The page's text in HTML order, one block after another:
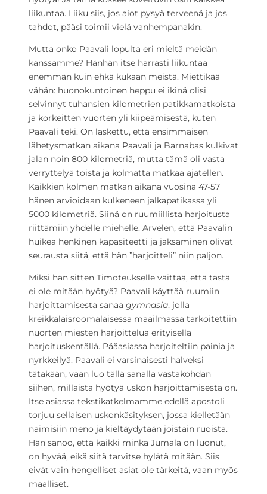
liikuntaa. Liiku siis, jos aiot pysyä terveenä ja jos
tahdot, pääsi toimii vielä vanhempanakin.
Mutta onko Paavali lopulta eri mieltä meidän
kanssamme? Hänhän itse harrasti liikuntaa
enemmän kuin ehkä kukaan meistä. Miettikää
vähän: huonokuntoinen heppu ei ikinä olisi
selvinnyt tuhansien kilometrien patikkamatkoista
ja korkeitten vuorten yli kiipeämisestä, kuten
Paavali teki. On laskettu, että ensimmäisen
lähetysmatkan aikana Paavali ja Barnabas kulkivat
jalan noin 800 kilometriä, mutta tämä oli vasta
verryttelyä toista ja kolmatta matkaa ajatellen.
Kaikkien kolmen matkan aikana vuosina 47-57
hänen arvioidaan kulkeneen jalkapatikassa yli
5000 kilometriä. Siinä on ruumiillista harjoitusta
riittämiin yhdelle miehelle. Arvelen, että Paavalin
huikea henkinen kapasiteetti ja jaksaminen olivat
seurausta siitä, että hän ”harjoitteli” niin paljon.
Miksi hän sitten Timoteukselle väittää, että tästä
ei ole mitään hyötyä? Paavali käyttää ruumiin
harjoittamisesta sanaa gymnasia, jolla
kreikkalaisroomalaisessa maailmassa tarkoitettiin
nuorten miesten harjoittelua erityisellä
harjoituskentällä. Pääasiassa harjoiteltiin painia ja
nyrkkeilyä. Paavali ei varsinaisesti halveksi
tätäkään, vaan luo tällä sanalla vastakohdan
siihen, millaista hyötyä uskon harjoittamisesta on.
Itse asiassa tekstikatkelmamme edellä apostoli
torjuu sellaisen uskonkäsityksen, jossa kielletään
naimisiin meno ja kieltäydytään joistain ruoista.
Hän sanoo, että kaikki minkä Jumala on luonut,
on hyvää, eikä siitä tarvitse hylätä mitään. Siis
eivät vain hengelliset asiat ole tärkeitä, vaan myös
maalliset.